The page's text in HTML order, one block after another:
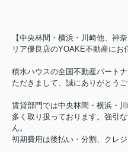
【中央林間・横浜・川崎他、神
リア優良店のYOAKE不動産にお
積水ハウスの全国不動産パート
ただきまして、誠にありがとうご
賃貸部門では中央林間・横浜・
多く取り扱っております。強引
ん。
初期費用は後払い・分割、クレ